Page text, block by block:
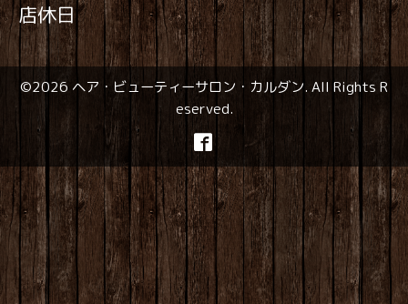
店休日
©2026 ヘア・ビューティーサロン・カルダン. All Rights R
eserved.